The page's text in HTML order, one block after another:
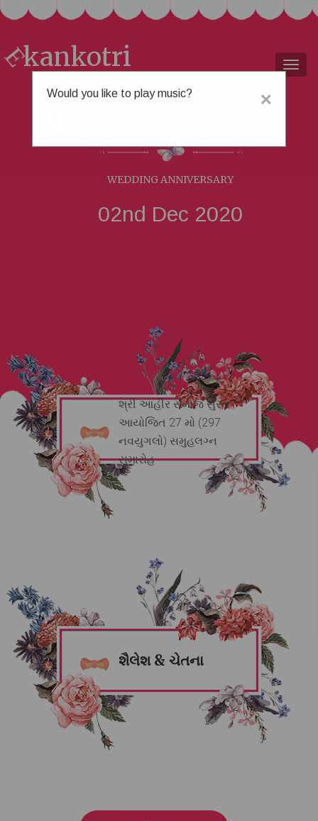
×
Would you like to play music?
Ekankotri
WEDDING ANNIVERSARY
02nd Dec 2020
શ્રી આહીર સમાજ સુરત
આયોજિત 27 મો (297
નવયુગલો) સમુહલગ્ન
સમારોહ
શૈલેશ & ચેતના